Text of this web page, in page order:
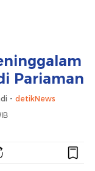
Pariaman
- detikNews